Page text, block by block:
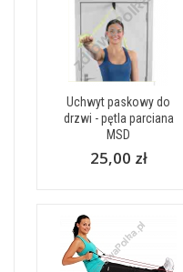
Uchwyt paskowy do
drzwi - pętla parciana
MSD
25,00 zł